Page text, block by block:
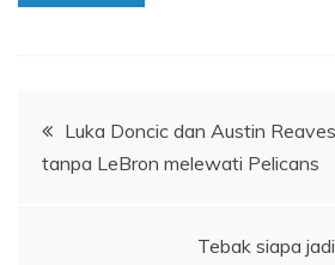
Navigasi
pos
Luka Doncic dan Austin
tanpa LeBron melewati Pelicans
Tebak siapa